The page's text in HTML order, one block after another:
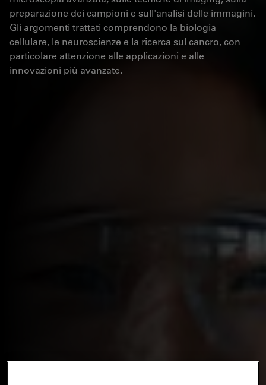
preparazione dei campioni e sull'analisi delle immagini.
Gli argomenti trattati comprendono la biologia
cellulare, le neuroscienze e la ricerca sul cancro, con
particolare attenzione alle applicazioni e alle
innovazioni più avanzate.